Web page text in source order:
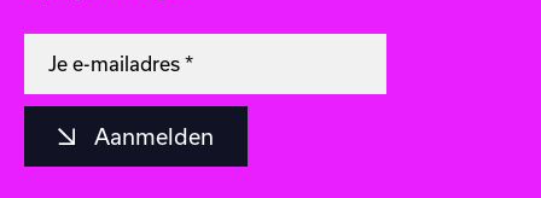
Aanmelden